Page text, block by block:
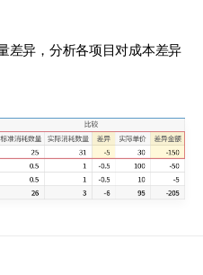
差异， 分析各项目对成本差异